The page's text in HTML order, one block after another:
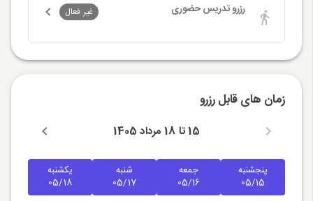
رزرو تدریس حضوری غیر فعال
زمان های قابل رزرو
15 تا 18 مرداد 1405
پنجشنبه
05/15
جمعه
05/16
شنبه
05/17
یکشنبه
05/18